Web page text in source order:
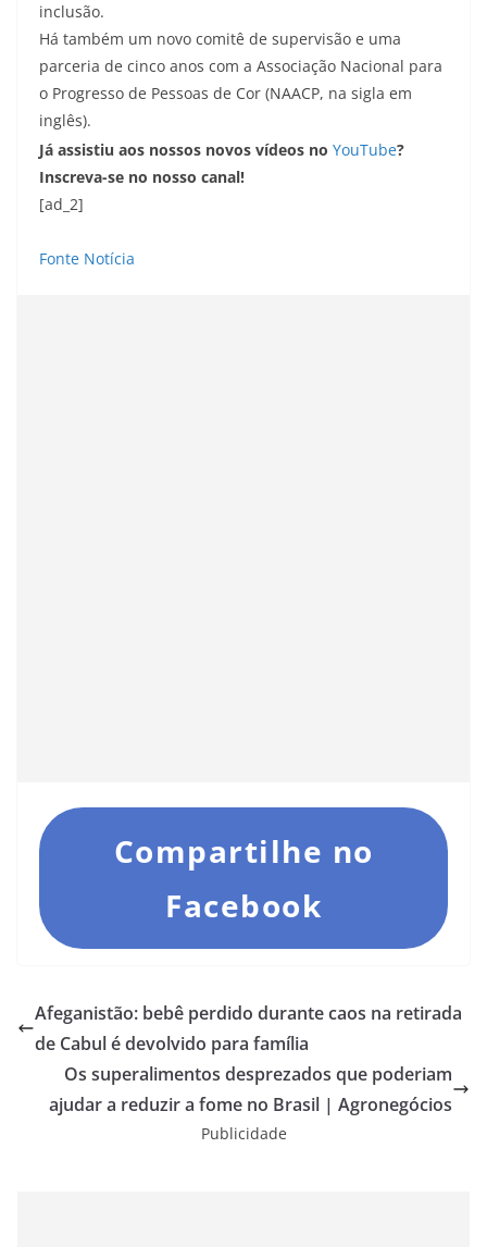
inclusão.
Há também um novo comitê de supervisão e uma
parceria de cinco anos com a Associação Nacional para
o Progresso de Pessoas de Cor (NAACP, na sigla em
inglês).
Já assistiu aos nossos novos vídeos no YouTube?
Inscreva-se no nosso canal!
[ad_2]
Fonte Notícia
Compartilhe no
Facebook
Afeganistão: bebê perdido durante caos na retirada
de Cabul é devolvido para família
Os superalimentos desprezados que poderiam
ajudar a reduzir a fome no Brasil | Agronegócios
Publicidade